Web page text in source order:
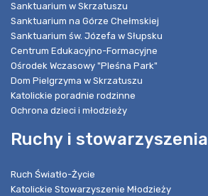
Sanktuarium w Skrzatuszu
Sanktuarium na Górze Chełmskiej
Sanktuarium św. Józefa w Słupsku
Centrum Edukacyjno-Formacyjne
Ośrodek Wczasowy "Pleśna Park"
Dom Pielgrzyma w Skrzatuszu
Katolickie poradnie rodzinne
Ochrona dzieci i młodzieży
Ruchy i stowarzyszenia
Ruch Światło-Życie
Katolickie Stowarzyszenie Młodzieży